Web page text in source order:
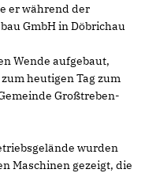
er während der
GmbH in Döbrichau
Wende aufgebaut,
heutigen Tag zum
Großtreben-
wurden
Maschinen gezeigt, die